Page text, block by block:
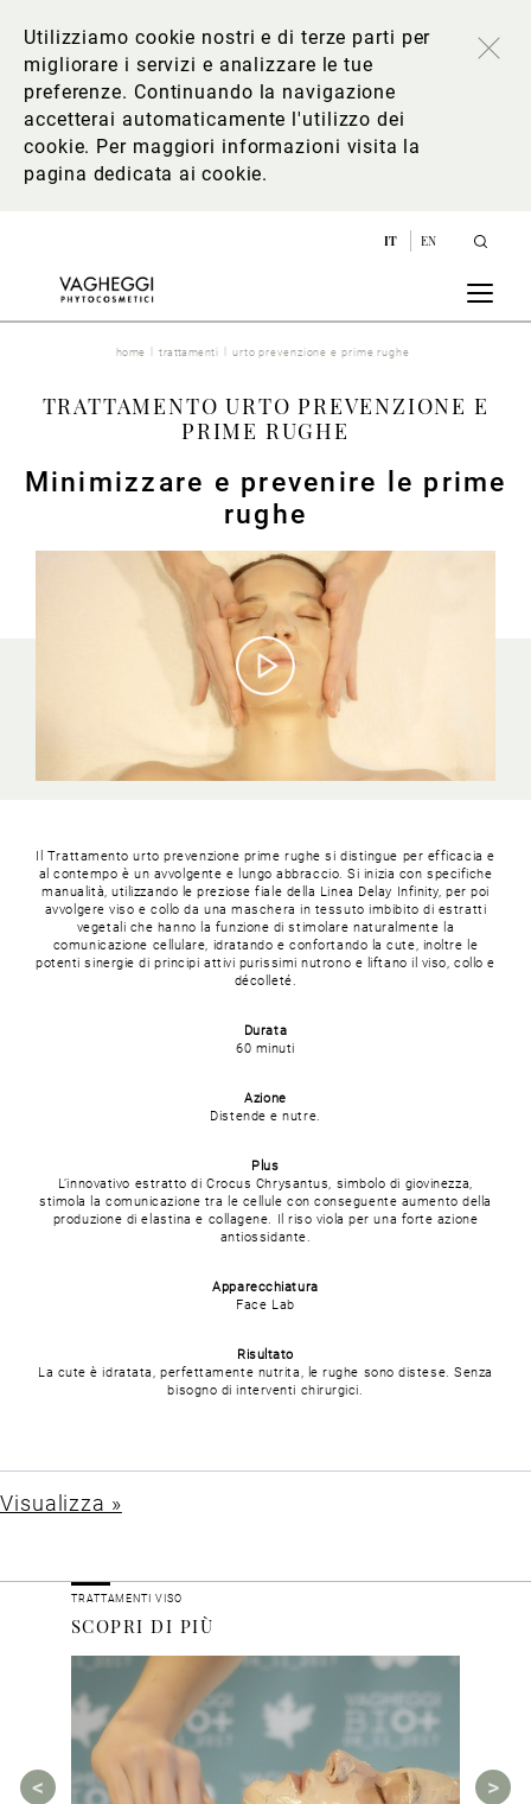
Utilizziamo cookie nostri e di terze parti per
migliorare i servizi e analizzare le tue
preferenze. Continuando la navigazione
accetterai automaticamente l'utilizzo dei
cookie. Per maggiori informazioni visita la
pagina dedicata ai cookie.
IT EN
home trattamenti urto prevenzione e prime rughe
TRATTAMENTO URTO PREVENZIONE E
PRIME RUGHE
Minimizzare e prevenire le prime
rughe
Il Trattamento urto prevenzione prime rughe si distingue per efficacia e
al contempo è un avvolgente e lungo abbraccio. Si inizia con specifiche
manualità, utilizzando le preziose fiale della Linea Delay Infinity, per poi
avvolgere viso e collo da una maschera in tessuto imbibito di estratti
vegetali che hanno la funzione di stimolare naturalmente la
comunicazione cellulare, idratando e confortando la cute, inoltre le
potenti sinergie di principi attivi purissimi nutrono e liftano il viso, collo e
décolleté.
Durata
60 minuti
Azione
Distende e nutre.
Plus
L’innovativo estratto di Crocus Chrysantus, simbolo di giovinezza,
stimola la comunicazione tra le cellule con conseguente aumento della
produzione di elastina e collagene. Il riso viola per una forte azione
antiossidante.
Apparecchiatura
Face Lab
Risultato
La cute è idratata, perfettamente nutrita, le rughe sono distese. Senza
bisogno di interventi chirurgici.
Visualizza »
TRATTAMENTI VISO
SCOPRI DI PIÙ